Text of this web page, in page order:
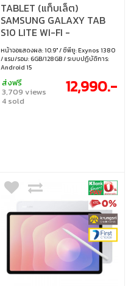
TABLET (แท็บเล็ต)
SAMSUNG GALAXY TAB
S10 LITE WI-FI -
6GB/128GB GRAY
หน้าจอแสดงผล: 10.9" / ซีพียู: Exynos 1380
/ แรม/รอม: 6GB/128GB / ระบบปฏิบัติการ:
Android 15
ส่งฟรี
3,709 views
4 sold
12,990.-